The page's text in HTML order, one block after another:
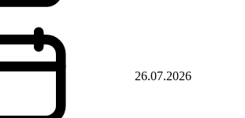
26.07.2026